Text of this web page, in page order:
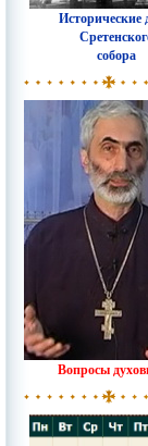
Исторические
собора
Вопросы